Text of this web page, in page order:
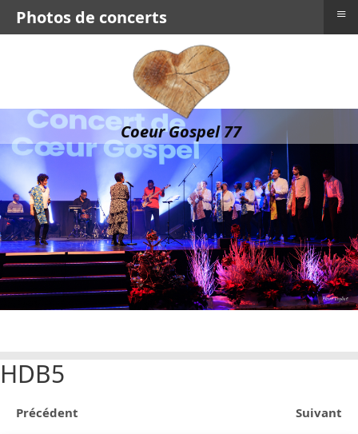
Coeur Gospel 77
HDB5
Précédent Suivant
Photos de concerts ≡